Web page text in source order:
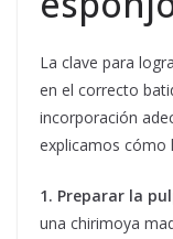
La clave para
en el correcto
incorporación
explicamos cómo
1. Preparar la
una chirimoya